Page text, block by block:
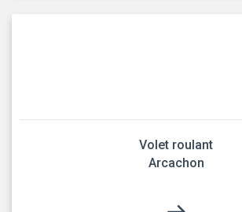
Volet roulant
Arcachon